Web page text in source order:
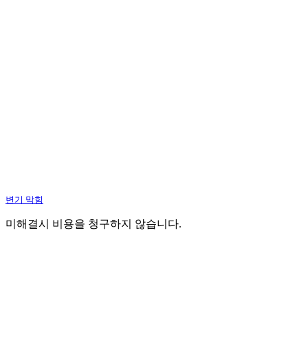
변기 막힘
미해결시 비용을 청구하지 않습니다.